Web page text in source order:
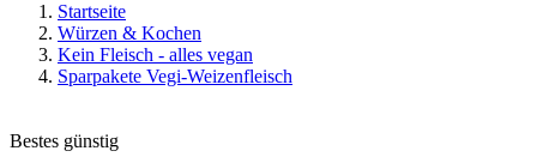
Startseite
Würzen & Kochen
Kein Fleisch - alles vegan
Sparpakete Vegi-Weizenfleisch
Bestes günstig